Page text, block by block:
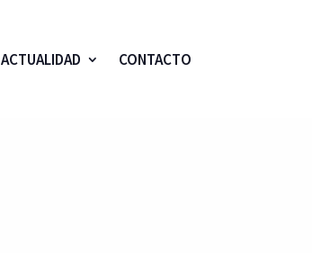
ACTUALIDAD CONTACTO